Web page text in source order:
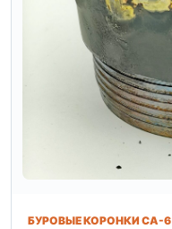
БУРОВЫЕ КОРОНКИ СА-6